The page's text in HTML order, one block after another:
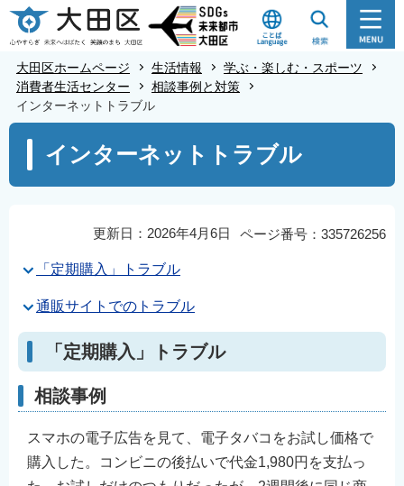
こ
の
の
頭
大田区ホームページ 生活情報
学ぶ・楽しむ・スポーツ
消費者生活センター
相談事例と対策
インターネットトラブル
こ
インターネットトラブル
ページ番号：335726256
更新日：2026年4月6日
「定期購入」トラブル
通販サイトでのトラブル
「定期購入」トラブル
相談事例
スマホの電子広告を見て、電子タバコをお試し価格で
購入した。コンビニの後払いで代金1,980円を支払っ